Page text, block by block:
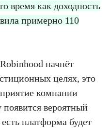
время как доходность
примерно 110
начнёт
целях, это
компании
вероятный
платформа будет